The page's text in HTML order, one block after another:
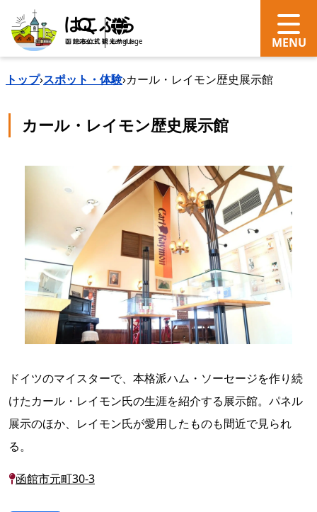
search Language
トップ›スポット・体験›カール・レイモン歴史展示館
カール・レイモン歴史展示館
ドイツのマイスターで、本格派ハム・ソーセージを作り続
けたカール・レイモン氏の生涯を紹介する展示館。パネル
展示のほか、レイモン氏が愛用したものも間近で見られ
る。
函館市元町30-3